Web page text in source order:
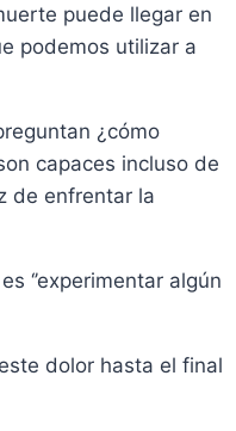
puede llegar en
podemos utilizar a
¿cómo
capaces incluso de
de enfrentar la
‘’experimentar algún
dolor hasta el final